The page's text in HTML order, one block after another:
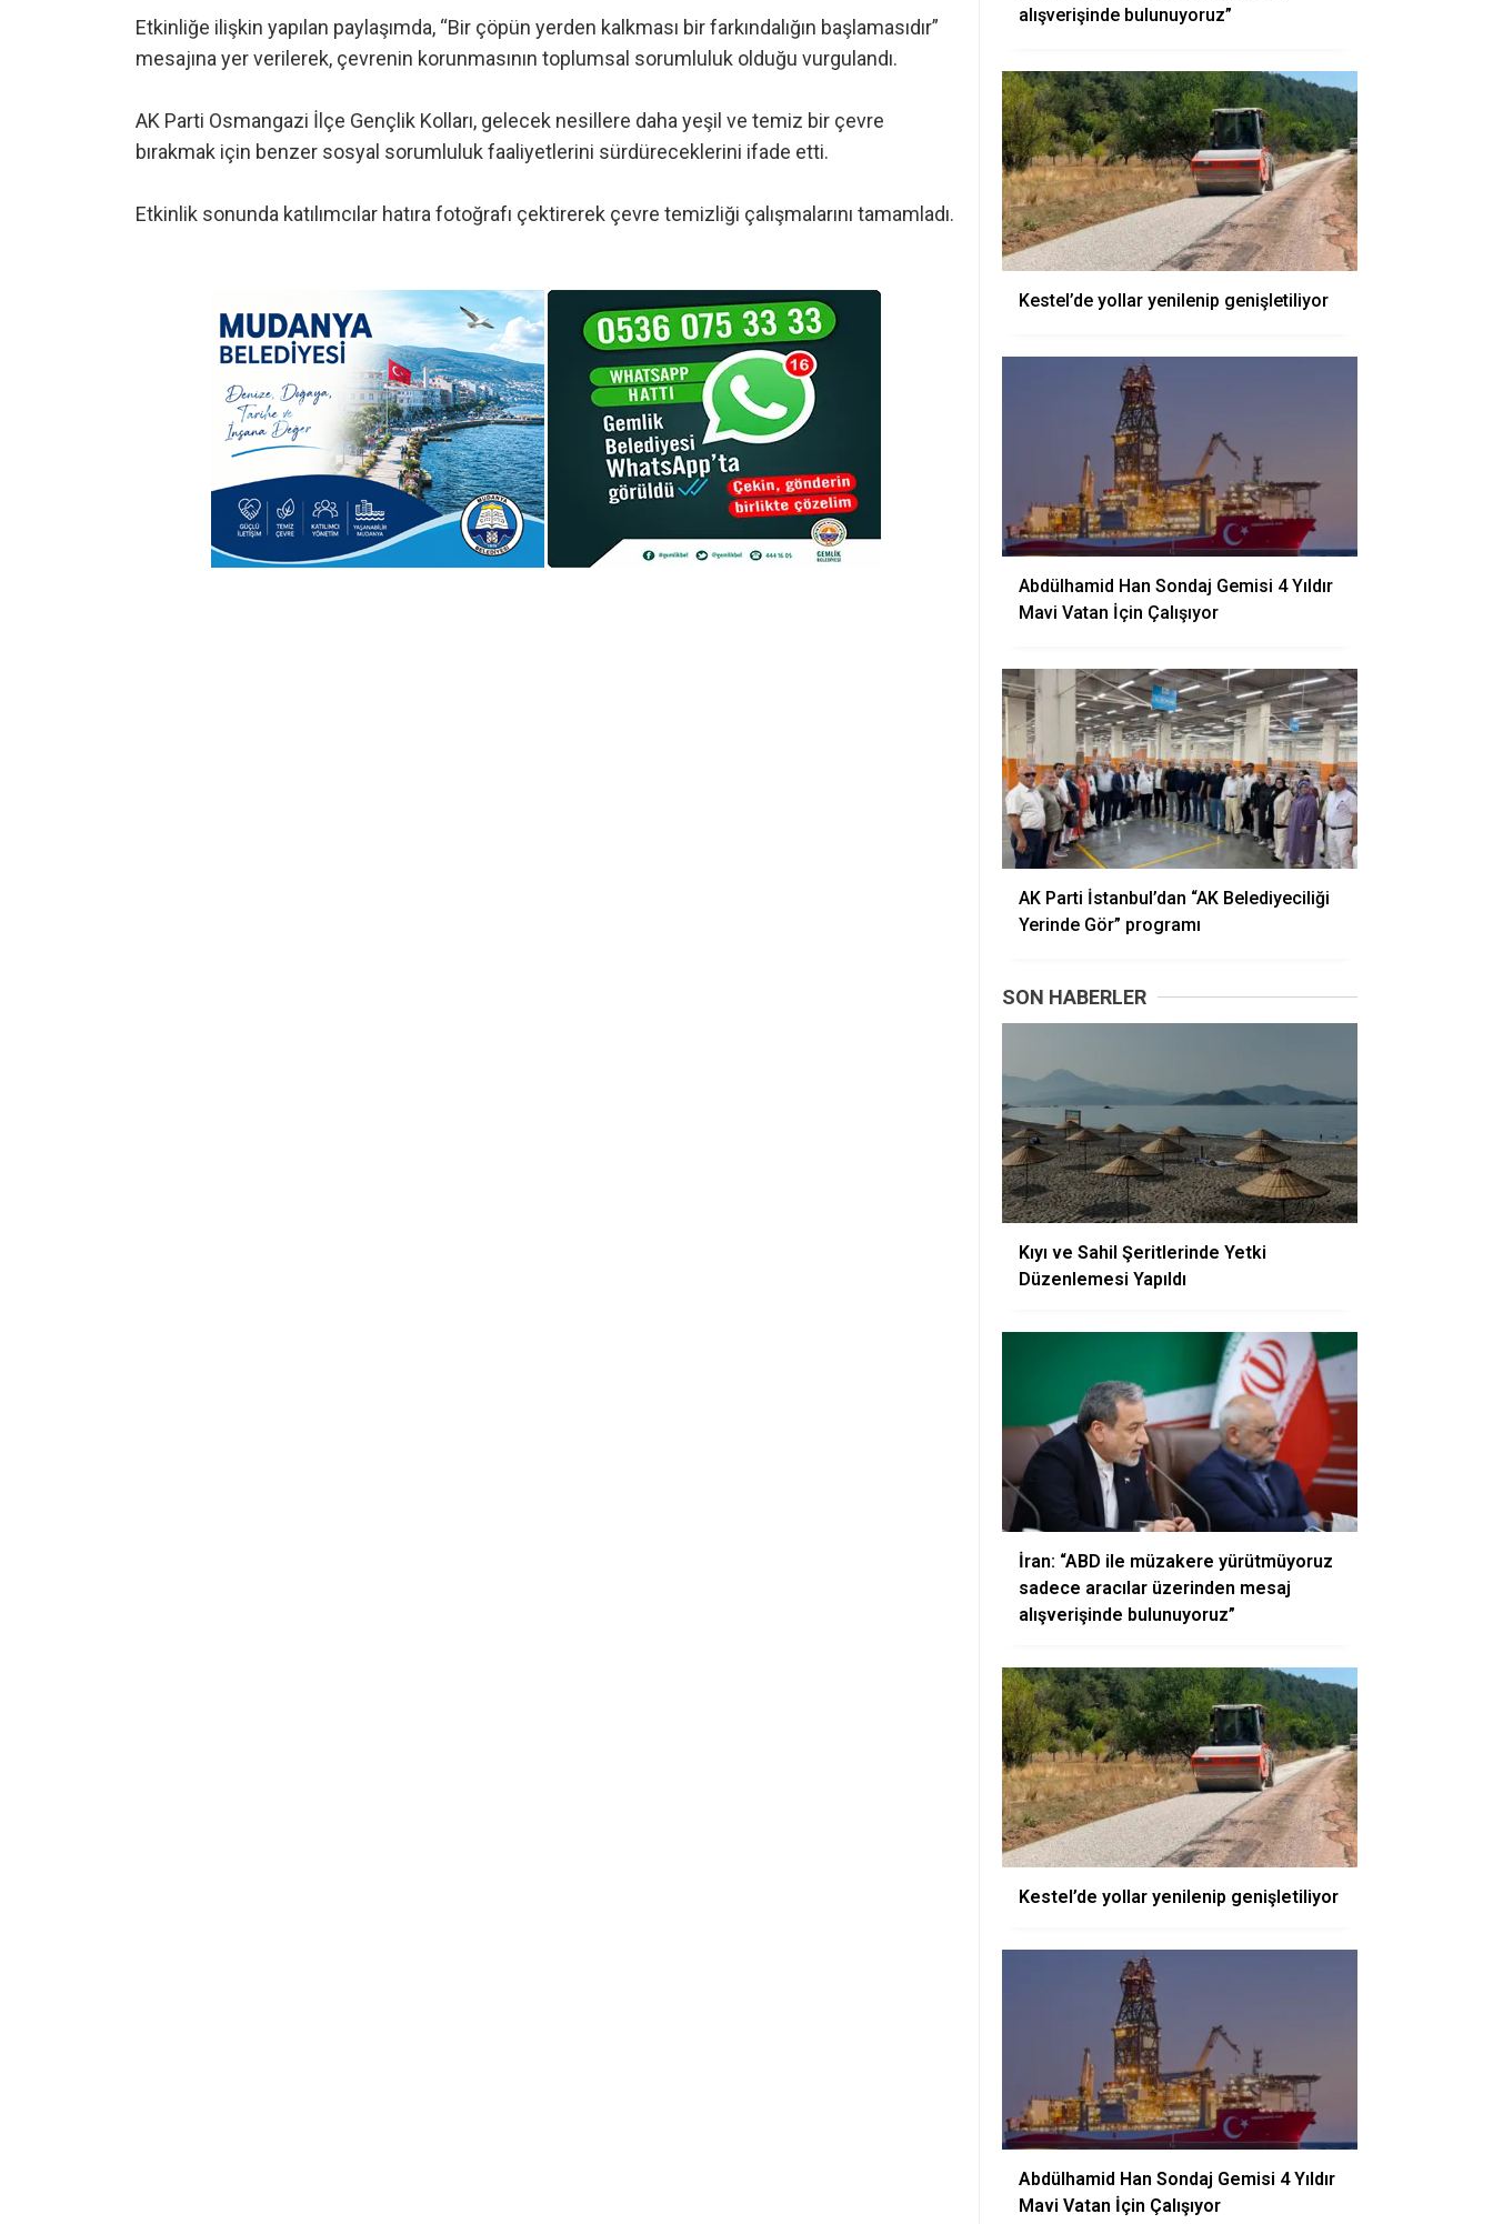
Etkinliğe ilişkin yapılan paylaşımda, “Bir çöpün yerden kalkması bir farkındalığın başlamasıdır”
mesajına yer verilerek, çevrenin korunmasının toplumsal sorumluluk olduğu vurgulandı.
AK Parti Osmangazi İlçe Gençlik Kolları, gelecek nesillere daha yeşil ve temiz bir çevre
bırakmak için benzer sosyal sorumluluk faaliyetlerini sürdüreceklerini ifade etti.
Etkinlik sonunda katılımcılar hatıra fotoğrafı çektirerek çevre temizliği çalışmalarını tamamladı.
alışverişinde bulunuyoruz”
Kestel’de yollar yenilenip genişletiliyor
Abdülhamid Han Sondaj Gemisi 4 Yıldır
Mavi Vatan İçin Çalışıyor
AK Parti İstanbul’dan “AK Belediyeciliği
Yerinde Gör” programı
SON HABERLER
Kıyı ve Sahil Şeritlerinde Yetki
Düzenlemesi Yapıldı
İran: “ABD ile müzakere yürütmüyoruz
sadece aracılar üzerinden mesaj
alışverişinde bulunuyoruz”
Kestel’de yollar yenilenip genişletiliyor
Abdülhamid Han Sondaj Gemisi 4 Yıldır
Mavi Vatan İçin Çalışıyor